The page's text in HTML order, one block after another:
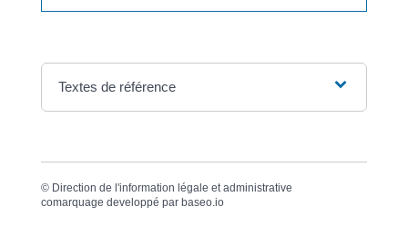
Textes de référence
© Direction de l'information légale et administrative
comarquage developpé par baseo.io